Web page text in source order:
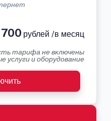
700 рублей /в месяц
тарифа не включены
услуги и оборудование